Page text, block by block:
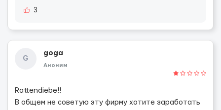
3
G
goga
Аноним
Rattendiebe!!
В общем не советую эту фирму хотите заработать